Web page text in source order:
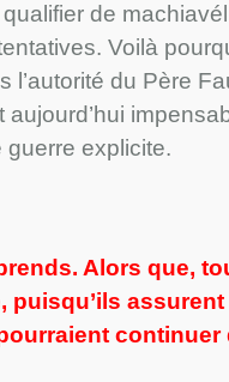
de
Voilà
l’autorité du Père
explicite.
Alors que,
puisqu’ils assurent
continuer